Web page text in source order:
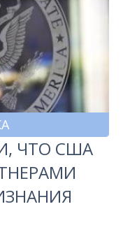
ЧТО США